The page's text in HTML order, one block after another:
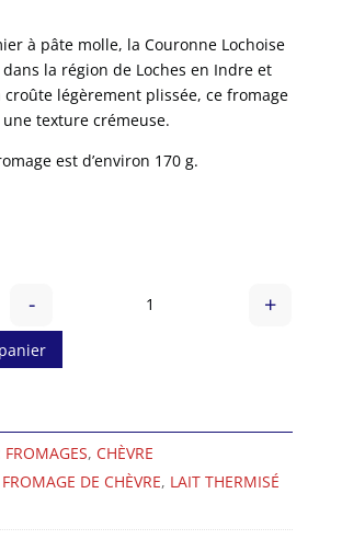
à pâte molle, la Couronne Lochoise
la région de Loches en Indre et
croûte légèrement plissée, ce fromage
texture crémeuse.
est d’environ 170 g.
quantité de Couronne
- +
FROMAGES, CHÈVRE
FROMAGE DE CHÈVRE, LAIT THERMISÉ